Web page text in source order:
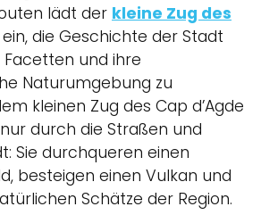
lädt der kleine Zug des
ein, die Geschichte der Stadt
und ihre
Naturumgebung zu
kleinen Zug des Cap d’Agde
durch die Straßen und
Sie durchqueren einen
besteigen einen Vulkan und
Schätze der Region.